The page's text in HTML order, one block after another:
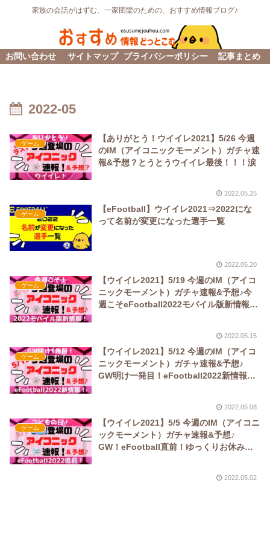
家族の会話がはずむ、一家団欒のための、おすすめ情報ブログ♪
お問い合わせ サイトマップ プライバシーポリシー 記事まとめ
2022-05
ゲーム
【ありがとう！ウイイレ2021】5/26 今週
のIM（アイコニックモーメント）ガチャ速
報&予想？とうとうウイイレ最後！！！涙
2022.05.25
ゲーム
【eFootball】ウイイレ2021⇒2022にな
って名前が変更になった選手一覧
2022.05.20
ゲーム
【ウイイレ2021】5/19 今週のIM（アイコ
ニックモーメント）ガチャ速報&予想♪今
週こそeFootball2022モバイル版新情報
2022.05.15
ゲーム
【ウイイレ2021】5/12 今週のIM（アイコ
ニックモーメント）ガチャ速報&予想♪
GW明け一発目！eFootball2022新情報
2022.05.08
ゲーム
【ウイイレ2021】5/5 今週のIM（アイコニ
ックモーメント）ガチャ速報&予想♪
GW！eFootball直前！ゆっくりお休み
2022.05.02